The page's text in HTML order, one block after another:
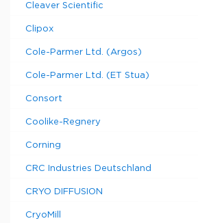
Cleaver Scientific
Clipox
Cole-Parmer Ltd. (Argos)
Cole-Parmer Ltd. (ET Stua)
Consort
Coolike-Regnery
Corning
CRC Industries Deutschland
CRYO DIFFUSION
CryoMill